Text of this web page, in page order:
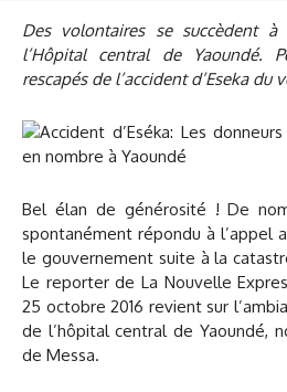
Des volontaires se succèdent
l’Hôpital central de Yaoundé.
rescapés de l’accident d’Eseka du
Bel élan de générosité ! De
spontanément répondu à l’appel
le gouvernement suite à la
Le reporter de La Nouvelle
25 octobre 2016 revient sur
de l’hôpital central de Yaoundé,
de Messa.